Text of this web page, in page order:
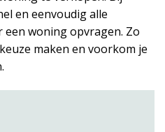
en eenvoudig alle
woning opvragen. Zo
maken en voorkom je